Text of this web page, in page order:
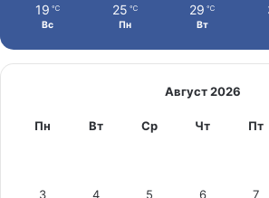
19 ℃
Вс
25 ℃
Пн
29 ℃
Вт
Август 2026
Пн Вт Ср Чт Пт
3 4 5 6 7